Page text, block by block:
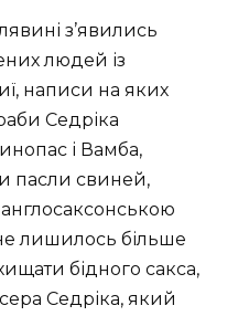
з’явились
людей із
написи на яких
Седріка
і Вамба,
пасли свиней,
лишилось більше
бідного сакса,
Седріка, який